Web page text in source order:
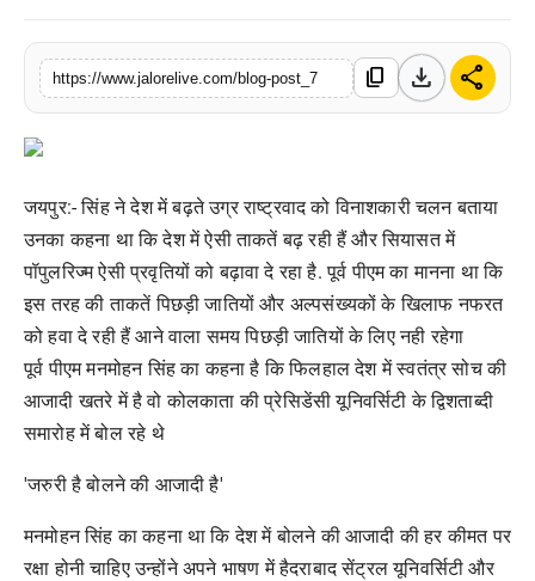
विशेष
बिज़नेस
https://www.jalorelive.com/blog-post_7 content_copy download share
जयपुर:- सिंह ने देश में बढ़ते उग्र राष्ट्रवाद को विनाशकारी चलन बताया
उनका कहना था कि देश में ऐसी ताकतें बढ़ रही हैं और सियासत में
पॉपुलरिज्म ऐसी प्रवृतियों को बढ़ावा दे रहा है. पूर्व पीएम का मानना था कि
इस तरह की ताकतें पिछड़ी जातियों और अल्पसंख्यकों के खिलाफ नफरत
को हवा दे रही हैं आने वाला समय पिछड़ी जातियों के लिए नही रहेगा
पूर्व पीएम मनमोहन सिंह का कहना है कि फिलहाल देश में स्वतंत्र सोच की
आजादी खतरे में है वो कोलकाता की प्रेसिडेंसी यूनिवर्सिटी के द्विशताब्दी
समारोह में बोल रहे थे
'जरुरी है बोलने की आजादी है'
मनमोहन सिंह का कहना था कि देश में बोलने की आजादी की हर कीमत पर
रक्षा होनी चाहिए उन्होंने अपने भाषण में हैदराबाद सेंट्रल यूनिवर्सिटी और